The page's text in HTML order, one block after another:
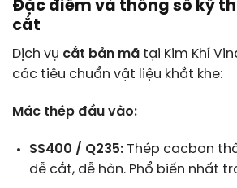
Đặc điểm và thông số kỹ
cắt
Dịch vụ cắt bản mã tại Kim Khí
các tiêu chuẩn vật liệu khắt khe:
Mác thép đầu vào:
SS400 / Q235:Thép cacbon
dễ cắt, dễ hàn. Phổ biến nhất